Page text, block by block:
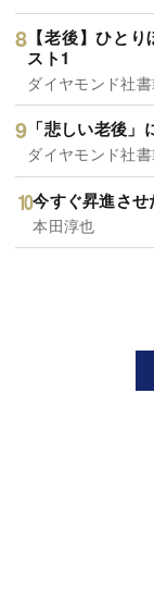
【老後】ひと
スト1
ダイヤモンド社
「悲しい老後
ダイヤモンド社
今すぐ昇進さ
本田淳也